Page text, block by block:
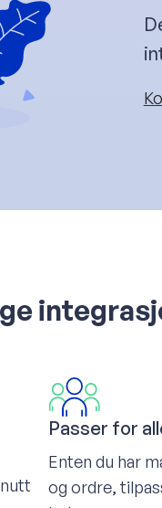
Passer for
Enten du har
og ordre,